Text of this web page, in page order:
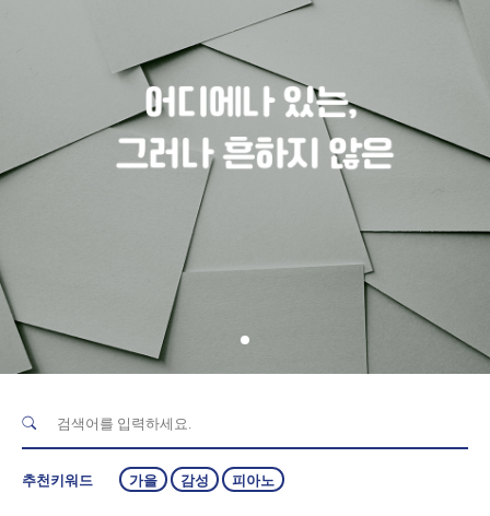
추천키워드 가을 감성 피아노